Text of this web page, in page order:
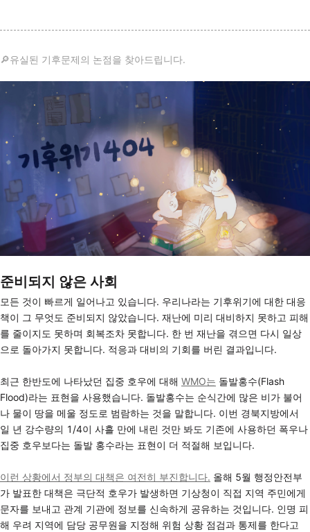
🔎유실된 기후문제의 논점을 찾아드립니다.
준비되지 않은 사회
모든 것이 빠르게 일어나고 있습니다. 우리나라는 기후위기에 대한 대응
책이 그 무엇도 준비되지 않았습니다. 재난에 미리 대비하지 못하고 피해
를 줄이지도 못하며 회복조차 못합니다. 한 번 재난을 겪으면 다시 일상
으로 돌아가지 못합니다. 적응과 대비의 기회를 버린 결과입니다.
최근 한반도에 나타났던 집중 호우에 대해 WMO는 돌발홍수(Flash
Flood)라는 표현을 사용했습니다. 돌발홍수는 순식간에 많은 비가 불어
나 물이 땅을 메울 정도로 범람하는 것을 말합니다. 이번 경북지방에서
일 년 강수량의 1/4이 사흘 만에 내린 것만 봐도 기존에 사용하던 폭우나
집중 호우보다는 돌발 홍수라는 표현이 더 적절해 보입니다.
이런 상황에서 정부의 대책은 여전히 부진합니다. 올해 5월 행정안전부
가 발표한 대책은 극단적 호우가 발생하면 기상청이 직접 지역 주민에게
문자를 보내고 관계 기관에 정보를 신속하게 공유하는 것입니다. 인명 피
해 우려 지역에 담당 공무원을 지정해 위험 상황 점검과 통제를 한다고